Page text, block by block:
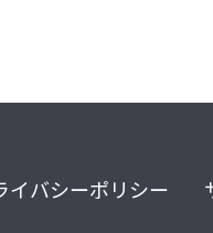
イバシーポリシー